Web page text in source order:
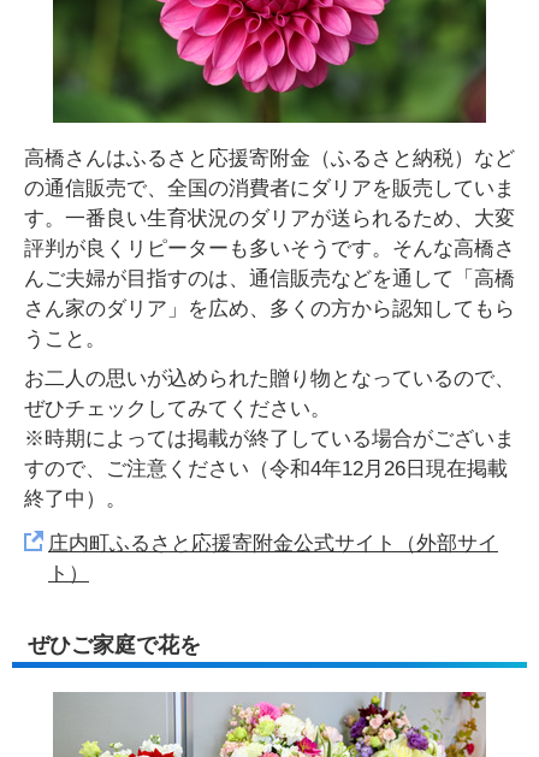
高橋さんはふるさと応援寄附金（ふるさと納税）など
の通信販売で、全国の消費者にダリアを販売していま
す。一番良い生育状況のダリアが送られるため、大変
評判が良くリピーターも多いそうです。そんな高橋さ
んご夫婦が目指すのは、通信販売などを通して「高橋
さん家のダリア」を広め、多くの方から認知してもら
うこと。
お二人の思いが込められた贈り物となっているので、
ぜひチェックしてみてください。
※時期によっては掲載が終了している場合がございま
すので、ご注意ください（令和4年12月26日現在掲載
終了中）。
庄内町ふるさと応援寄附金公式サイト（外部サイ
ト）
ぜひご家庭で花を